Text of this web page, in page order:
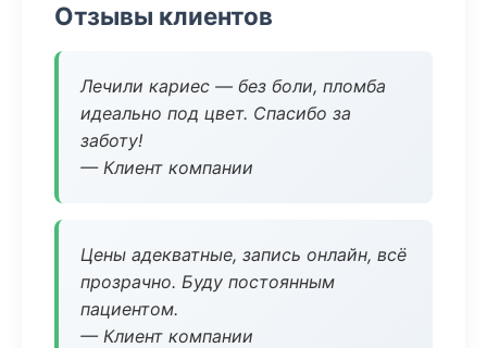
Отзывы клиентов
Лечили кариес — без боли, пломба
идеально под цвет. Спасибо за
заботу!
— Клиент компании
Цены адекватные, запись онлайн, всё
прозрачно. Буду постоянным
пациентом.
— Клиент компании